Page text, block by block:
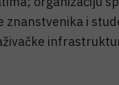
znanstvenika i